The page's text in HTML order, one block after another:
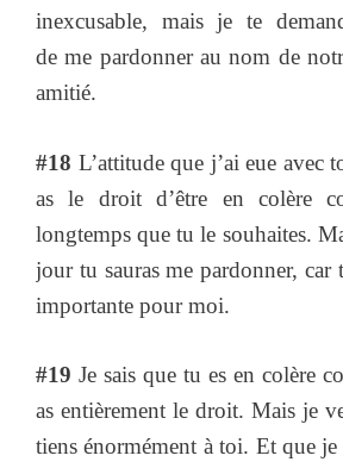
inexcusable, mais je te
de me pardonner au nom de
amitié.
#18 L’attitude que j’ai eue avec
as le droit d’être en colère
longtemps que tu le souhaites.
jour tu sauras me pardonner, car
importante pour moi.
#19 Je sais que tu es en colère
as entièrement le droit. Mais je
tiens énormément à toi. Et que je